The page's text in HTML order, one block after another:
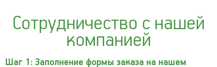
Сотрудничество с нашей
компанией
Шаг 1: Заполнение формы заказа на нашем